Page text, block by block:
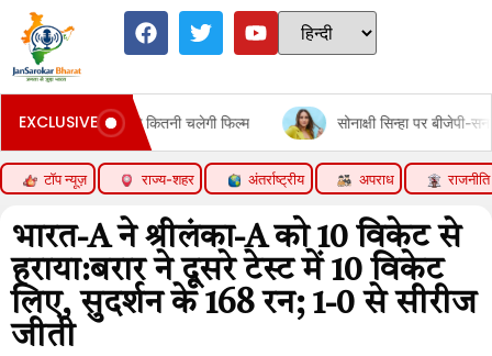
EXCLUSIVE
कितनी चलेगी फिल्म सोनाक्षी सिन्हा पर बीजेपी-सनातन विरोधी
टॉप न्यूज़ राज्य-शहर अंतर्राष्ट्रीय अपराध राजनीति
भारत-A ने श्रीलंका-A को 10 विकेट से
हराया:बरार ने दूसरे टेस्ट में 10 विकेट
लिए, सुदर्शन के 168 रन; 1-0 से सीरीज
जीती